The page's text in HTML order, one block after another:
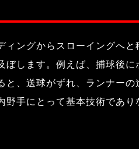
ングからスローイングへと
します。例えば、捕球後に
、送球がずれ、ランナーの
手にとって基本技術であり